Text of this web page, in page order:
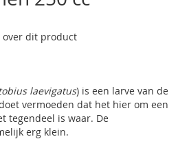
over dit product
laevigatus) is een larve van de
vermoeden dat het hier om een
tegendeel is waar. De
erg klein.